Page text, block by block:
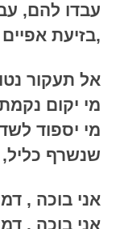
עבדו להם,
,בזיעת
אל תעקור
מי יקום
מי יספוד
שנשרף
אני בוכה ,
אני בוכה ,